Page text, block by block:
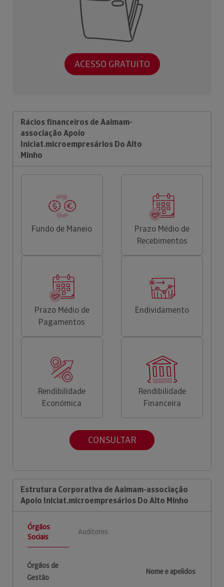
ACESSO GRATUITO
Rácios financeiros de Aaimam-
associação Apoio
Iniciat.microempresários Do Alto
Minho
Fundo de Maneio
Prazo Médio de
Recebimentos
Prazo Médio de
Pagamentos
Endividamento
Rendibilidade
Económica
Rendibilidade
Financeira
CONSULTAR
Estrutura Corporativa de Aaimam-associação
Apoio Iniciat.microempresários Do Alto Minho
Órgãos
Sociais
Auditores
Órgãos de
Gestão
Nome e apelidos